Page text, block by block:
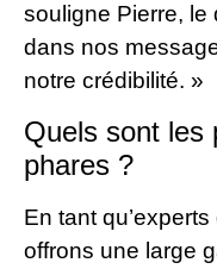
souligne Pierre, le
dans nos
notre crédibilité. »
Quels sont les
phares ?
En tant
offrons une large